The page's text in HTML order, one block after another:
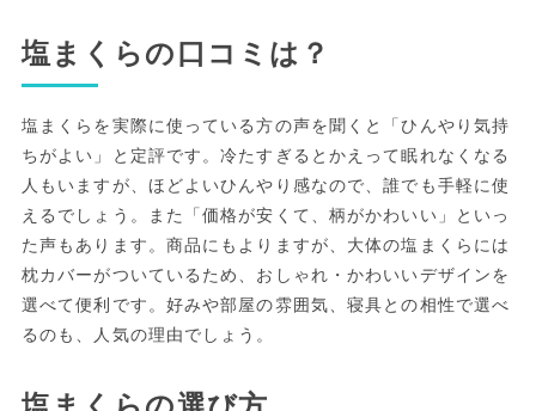
塩まくらの口コミは？
塩まくらを実際に使っている方の声を聞くと「ひんやり気持
ちがよい」と定評です。冷たすぎるとかえって眠れなくなる
人もいますが、ほどよいひんやり感なので、誰でも手軽に使
えるでしょう。また「価格が安くて、柄がかわいい」といっ
た声もあります。商品にもよりますが、大体の塩まくらには
枕カバーがついているため、おしゃれ・かわいいデザインを
選べて便利です。好みや部屋の雰囲気、寝具との相性で選べ
るのも、人気の理由でしょう。